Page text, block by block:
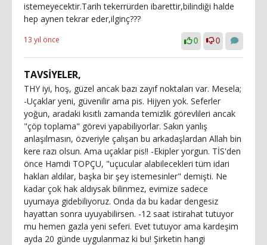
istemeyecektir.Tarih tekerrürden ibarettir,bilindiği halde
hep aynen tekrar eder,ilginç???
13 yıl önce 0 0
TAVSİYELER,
THY iyi, hoş, güzel ancak bazı zayıf noktaları var. Mesela;
-Uçaklar yeni, güvenilir ama pis. Hijyen yok. Seferler
yoğun, aradaki kısıtlı zamanda temizlik görevlileri ancak
"çöp toplama" görevi yapabiliyorlar. Sakın yanlış
anlaşılmasın, özveriyle çalışan bu arkadaşlardan Allah bin
kere razı olsun. Ama uçaklar pis!! -Ekipler yorgun. TİS'den
önce Hamdi TOPÇU, "uçucular alabilecekleri tüm idari
hakları aldılar, başka bir şey istemesinler" demişti. Ne
kadar çok hak aldıysak bilinmez, evimize sadece
uyumaya gidebiliyoruz. Onda da bu kadar dengesiz
hayattan sonra uyuyabilirsen. -12 saat istirahat tutuyor
mu hemen gazla yeni seferi. Evet tutuyor ama kardeşim
ayda 20 günde uygulanmaz ki bu! Şirketin hangi